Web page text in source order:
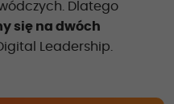
Dlatego
się na dwóch
Leadership.